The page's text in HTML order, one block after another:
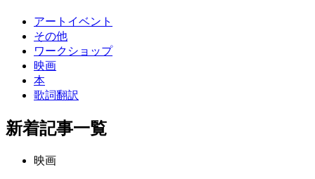
アートイベント
その他
ワークショップ
映画
本
歌詞翻訳
新着記事一覧
映画